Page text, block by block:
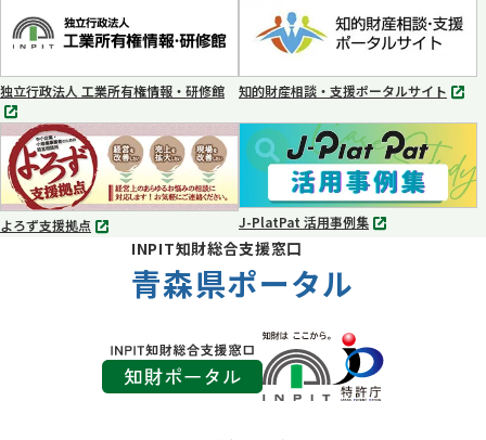
ブ
で
く
ブ
で
開
く
独立行政法人 工業所有権情報・研修館
別
タ
ブ
で
知的財産相談・支援ポータルサイト
別
タ
開
く
よろず支援拠点
別
J-PlatPat 活用事例集
別
INPIT知財総合支援窓口
青森県ポータル